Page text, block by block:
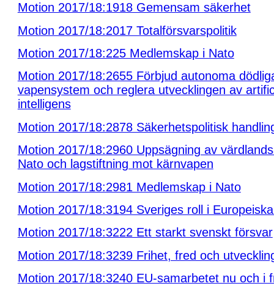
Motion 2017/18:1918 Gemensam säkerhet
Motion 2017/18:2017 Totalförsvarspolitik
Motion 2017/18:225 Medlemskap i Nato
Motion 2017/18:2655 Förbjud autonoma
vapensystem och reglera utvecklingen av
intelligens
Motion 2017/18:2878 Säkerhetspolitisk
Motion 2017/18:2960 Uppsägning av
Nato och lagstiftning mot kärnvapen
Motion 2017/18:2981 Medlemskap i Nato
Motion 2017/18:3194 Sveriges roll i
Motion 2017/18:3222 Ett starkt svenskt försvar
Motion 2017/18:3239 Frihet, fred och
Motion 2017/18:3240 EU-samarbetet nu och i